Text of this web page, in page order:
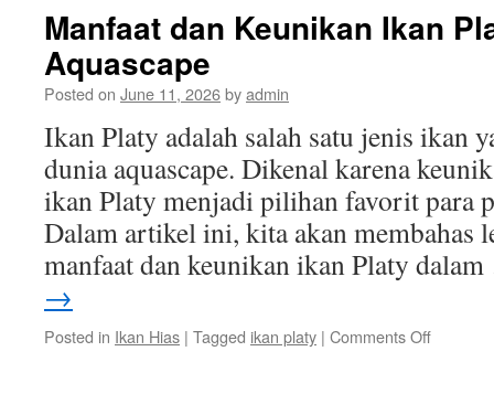
Manfaat dan Keunikan Ikan
Aquascape
Posted on June 11, 2026byadmin
Ikan Platy adalah salah satu jenis ikan
dunia aquascape. Dikenal karena
ikan Platy menjadi pilihan favorit para
Dalam artikel ini, kita akan membahas
manfaat dan keunikan ikan Platy
→
Posted in Ikan Hias | Tagged ikan platy | Comments Offon